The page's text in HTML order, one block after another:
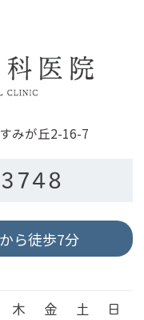
みが丘2-16-7
ら徒歩7分
木 金 土 日